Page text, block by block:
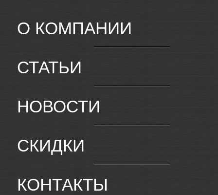
О КОМПАНИИ
СТАТЬИ
НОВОСТИ
СКИДКИ
КОНТАКТЫ